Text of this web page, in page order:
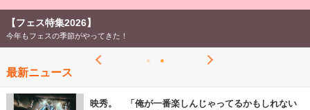
【フェス特集2026】
今年もフェスの季節がやってきた！
最新ニュース
映秀。 「俺が一番楽しんじゃってるかもしれない